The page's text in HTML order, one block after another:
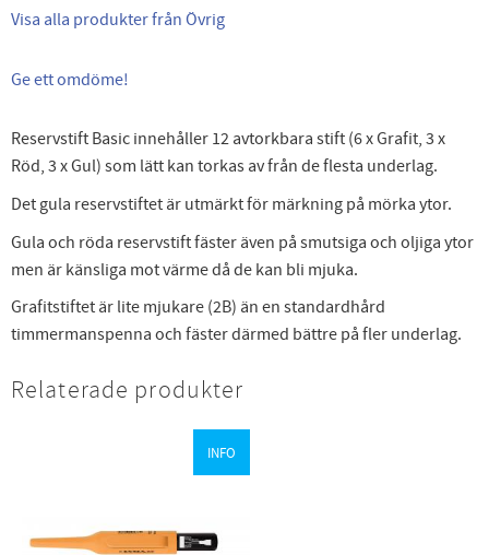
Visa alla produkter från Övrig
Ge ett omdöme!
Reservstift Basic innehåller 12 avtorkbara stift (6 x Grafit, 3 x
Röd, 3 x Gul) som lätt kan torkas av från de flesta underlag.
Det gula reservstiftet är utmärkt för märkning på mörka ytor.
Gula och röda reservstift fäster även på smutsiga och oljiga ytor
men är känsliga mot värme då de kan bli mjuka.
Grafitstiftet är lite mjukare (2B) än en standardhård
timmermanspenna och fäster därmed bättre på fler underlag.
Relaterade produkter
INFO